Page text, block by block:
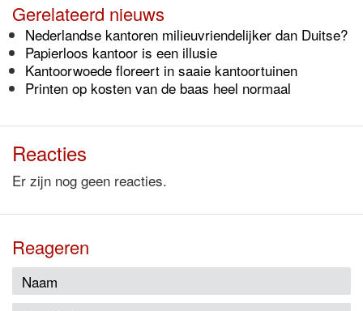
Gerelateerd nieuws
Nederlandse kantoren milieuvriendelijker dan Duitse?
Papierloos kantoor is een illusie
Kantoorwoede floreert in saaie kantoortuinen
Printen op kosten van de baas heel normaal
Reacties
Er zijn nog geen reacties.
Reageren